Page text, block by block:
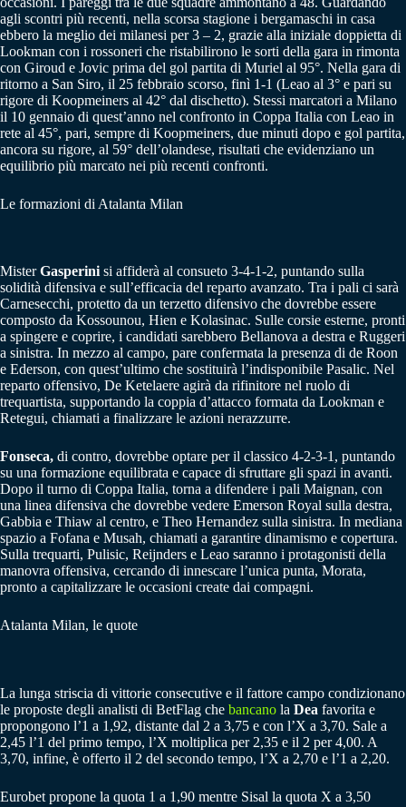
agli scontri più recenti, nella scorsa stagione i bergamaschi in casa
ebbero la meglio dei milanesi per 3 – 2, grazie alla iniziale doppietta di
Lookman con i rossoneri che ristabilirono le sorti della gara in rimonta
con Giroud e Jovic prima del gol partita di Muriel al 95°. Nella gara di
ritorno a San Siro, il 25 febbraio scorso, finì 1-1 (Leao al 3° e pari su
rigore di Koopmeiners al 42° dal dischetto). Stessi marcatori a Milano
il 10 gennaio di quest’anno nel confronto in Coppa Italia con Leao in
rete al 45°, pari, sempre di Koopmeiners, due minuti dopo e gol partita,
ancora su rigore, al 59° dell’olandese, risultati che evidenziano un
equilibrio più marcato nei più recenti confronti.
Le formazioni di Atalanta Milan
MisterGasperini si affiderà al consueto 3-4-1-2, puntando sulla
solidità difensiva e sull’efficacia del reparto avanzato. Tra i pali ci sarà
Carnesecchi, protetto da un terzetto difensivo che dovrebbe essere
composto da Kossounou, Hien e Kolasinac. Sulle corsie esterne, pronti
a spingere e coprire, i candidati sarebbero Bellanova a destra e Ruggeri
a sinistra. In mezzo al campo, pare confermata la presenza di de Roon
e Ederson, con quest’ultimo che sostituirà l’indisponibile Pasalic. Nel
reparto offensivo, De Ketelaere agirà da rifinitore nel ruolo di
trequartista, supportando la coppia d’attacco formata da Lookman e
Retegui, chiamati a finalizzare le azioni nerazzurre.
Fonseca, di contro, dovrebbe optare per il classico 4-2-3-1, puntando
su una formazione equilibrata e capace di sfruttare gli spazi in avanti.
Dopo il turno di Coppa Italia, torna a difendere i pali Maignan, con
una linea difensiva che dovrebbe vedere Emerson Royal sulla destra,
Gabbia e Thiaw al centro, e Theo Hernandez sulla sinistra. In mediana
spazio a Fofana e Musah, chiamati a garantire dinamismo e copertura.
Sulla trequarti, Pulisic, Reijnders e Leao saranno i protagonisti della
manovra offensiva, cercando di innescare l’unica punta, Morata,
pronto a capitalizzare le occasioni create dai compagni.
Atalanta Milan, le quote
La lunga striscia di vittorie consecutive e il fattore campo condizionano
le proposte degli analisti di BetFlag che bancano la Dea favorita e
propongono l’1 a 1,92, distante dal 2 a 3,75 e con l’X a 3,70. Sale a
2,45 l’1 del primo tempo, l’X moltiplica per 2,35 e il 2 per 4,00. A
3,70, infine, è offerto il 2 del secondo tempo, l’X a 2,70 e l’1 a 2,20.
Eurobet propone la quota 1 a 1,90 mentre Sisal la quota X a 3,50